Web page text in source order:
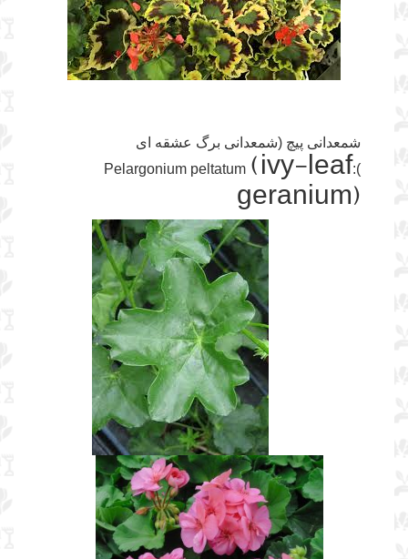
شمعدانی پیچ (شمعدانی برگ عشقه ای
):Pelargonium peltatum
(ivy-leaf
geranium)